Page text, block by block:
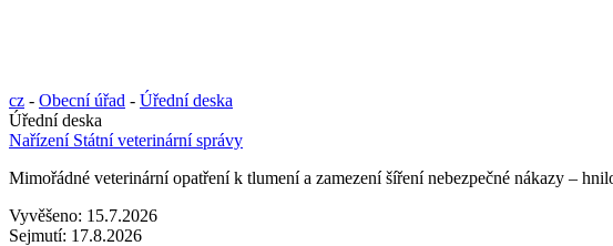
cz - Obecní úřad - Úřední deska
Úřední deska
Nařízení Státní veterinární správy
Mimořádné veterinární opatření k tlumení a zamezení šíření nebezpečné nákazy –
Vyvěšeno: 15.7.2026
Sejmutí: 17.8.2026